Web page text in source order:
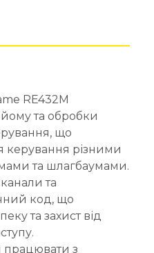
RE432M
та обробки
що
керування різними
та шлагбаумами.
та
код, що
та захист від
працювати з